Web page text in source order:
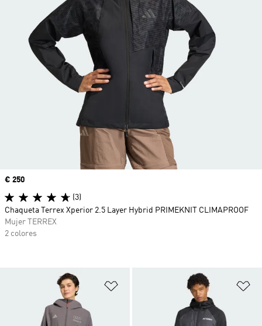
Añadir a la lista de deseos
Precio
€ 250
(3)
Chaqueta Terrex Xperior 2.5 Layer Hybrid PRIMEKNIT CLIMAPROOF
Mujer TERREX
2 colores